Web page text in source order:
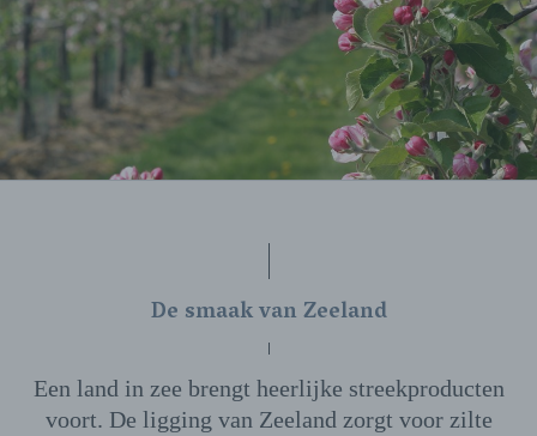
De smaak van Zeeland
Een land in zee brengt heerlijke streekproducten
voort. De ligging van Zeeland zorgt voor zilte